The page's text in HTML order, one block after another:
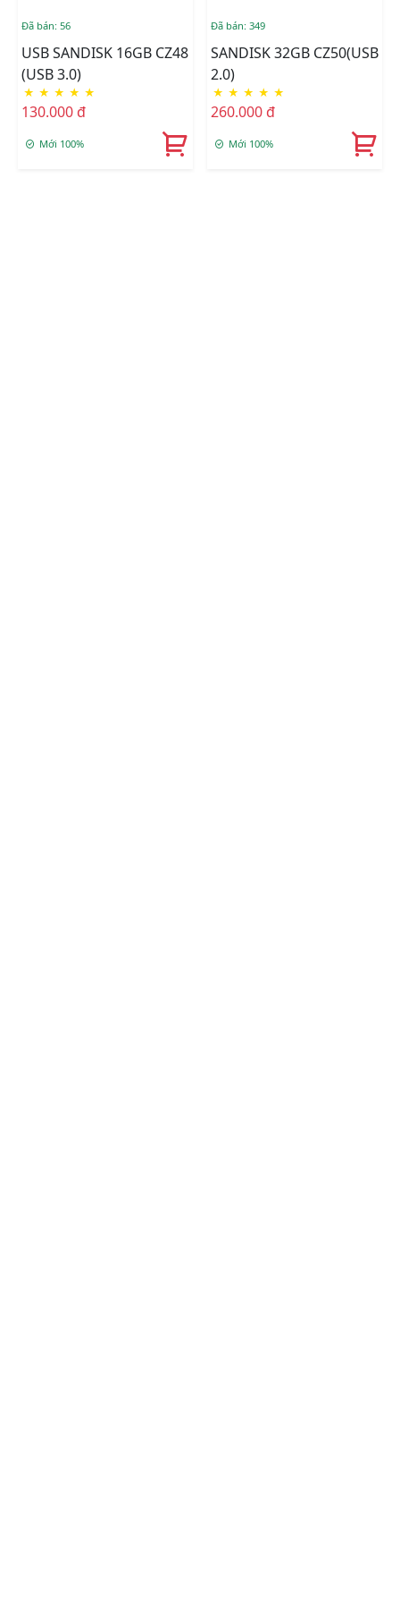
Đã bán: 56
USB SANDISK 16GB CZ48
(USB 3.0)
★ ★ ★ ★ ★
130.000 đ
Mới 100%
Đã bán: 349
SANDISK 32GB CZ50(USB
2.0)
★ ★ ★ ★ ★
260.000 đ
Mới 100%